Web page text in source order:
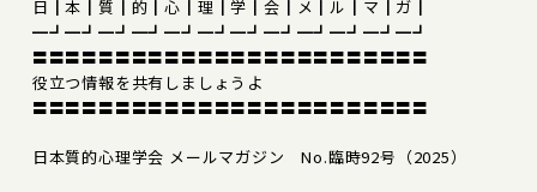
日┃本┃質┃的┃心┃理┃学┃会┃メ┃ル┃マ┃ガ┃
━┛━┛━┛━┛━┛━┛━┛━┛━┛━┛━┛━┛
〓〓〓〓〓〓〓〓〓〓〓〓〓〓〓〓〓〓〓〓〓〓〓〓
役立つ情報を共有しましょうよ
〓〓〓〓〓〓〓〓〓〓〓〓〓〓〓〓〓〓〓〓〓〓〓〓
日本質的心理学会 メールマガジン No.臨時92号（2025）